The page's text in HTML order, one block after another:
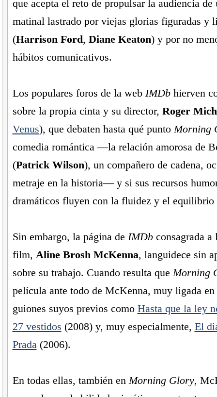
que acepta el reto de propulsar la audiencia de
matinal lastrado por viejas glorias figuradas y
(Harrison Ford, Diane Keaton) y por no
hábitos comunicativos.
Los populares foros de la web IMDbhierven
sobre la propia cinta y su director, Roger
Venus), que debaten hasta qué puntoMorning
comedia romántica —la relación amorosa de
(Patrick Wilson), un compañero de cadena,
metraje en la historia— y si sus recursos
dramáticos fluyen con la fluidez y el equilibrio
Sin embargo, la página de IMDbconsagrada a
film, Aline Brosh McKenna, languidece sin
sobre su trabajo. Cuando resulta queMorning
película ante todo de McKenna, muy ligada
guiones suyos previos como Hasta que la ley
27 vestidos (2008) y, muy especialmente, El
Prada(2006).
En todas ellas, también enMorning Glory,